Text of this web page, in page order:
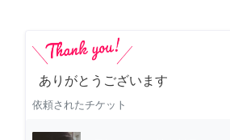
ありがとうございます
依頼されたチケット